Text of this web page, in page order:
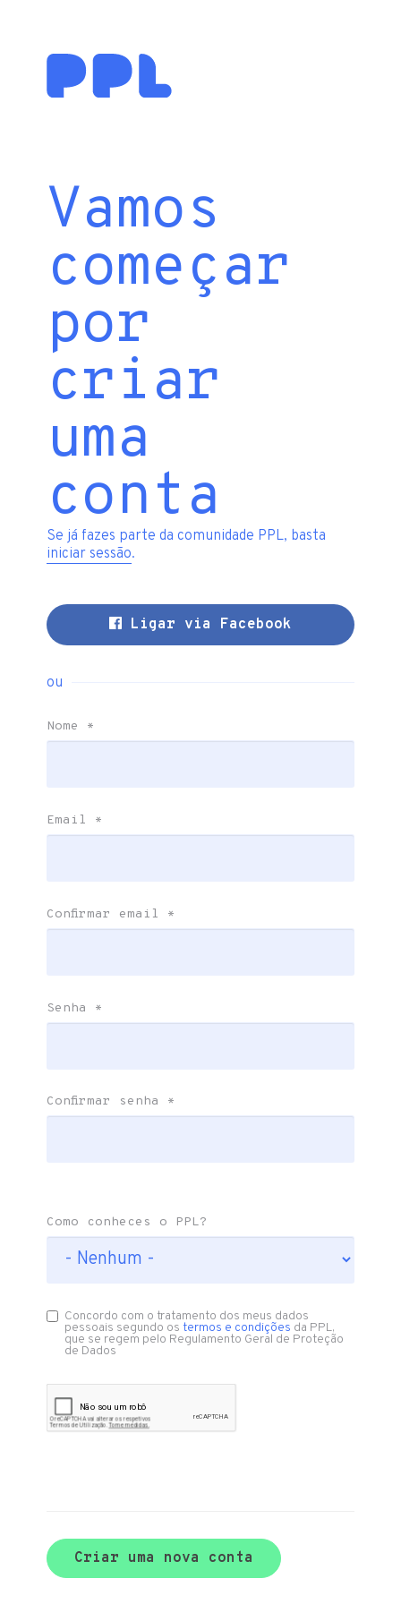
Vamos
começar
por
criar
uma
conta
Se já fazes parte da comunidade PPL, basta
iniciar sessão.
Ligar via Facebook
ou
Nome *
Email *
Confirmar email *
Senha *
Confirmar senha *
Como conheces o PPL?
Concordo com o tratamento dos meus dados
pessoais segundo ostermos e condições da PPL,
que se regem pelo Regulamento Geral de Proteção
de Dados
Criar uma nova conta